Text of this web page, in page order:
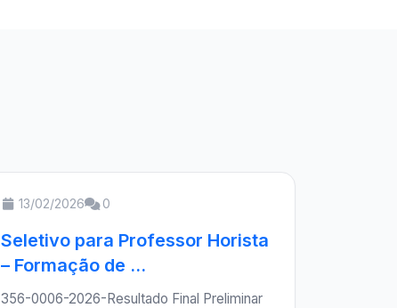
13/02/2026 0
Seletivo para Professor Horista
– Formação de ...
356-0006-2026-Resultado Final Preliminar